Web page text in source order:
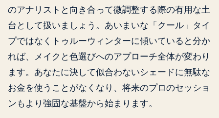
のアナリストと向き合って微調整する際の有用な土
台として扱いましょう。あいまいな「クール」タイ
プではなくトゥルーウィンターに傾いていると分か
れば、メイクと色選びへのアプローチ全体が変わり
ます。あなたに決して似合わないシェードに無駄な
お金を使うことがなくなり、将来のプロのセッショ
ンもより強固な基盤から始まります。